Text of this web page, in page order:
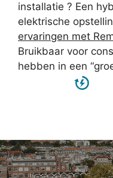
installatie ? Een
elektrische
ervaringen met
Bruikbaar voor
hebben in een